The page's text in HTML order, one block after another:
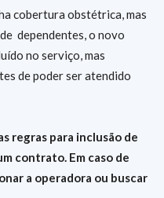
cobertura obstétrica, mas
dependentes, o novo
no serviço, mas
de poder ser atendido
regras para inclusão de
contrato. Em caso de
a operadora ou buscar